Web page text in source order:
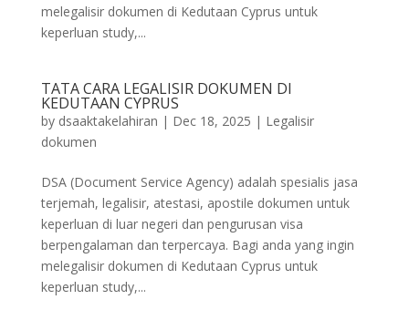
melegalisir dokumen di Kedutaan Cyprus untuk
keperluan study,...
TATA CARA LEGALISIR DOKUMEN DI
KEDUTAAN CYPRUS
by dsaaktakelahiran | Dec 18, 2025 | Legalisir
dokumen
DSA (Document Service Agency) adalah spesialis jasa
terjemah, legalisir, atestasi, apostile dokumen untuk
keperluan di luar negeri dan pengurusan visa
berpengalaman dan terpercaya. Bagi anda yang ingin
melegalisir dokumen di Kedutaan Cyprus untuk
keperluan study,...